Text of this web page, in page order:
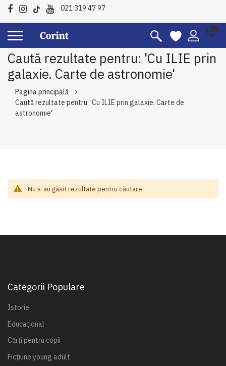
021 319 47 97
Caută rezultate pentru: 'Cu ILIE prin
galaxie. Carte de astronomie'
Pagina principală
Caută rezultate pentru: 'Cu ILIE prin galaxie. Carte de
astronomie'
Nu s-au găsit rezultate pentru căutare.
Categorii Populare
Istorie
Educațional
Cărți pentru copii
Ficțiune young adult